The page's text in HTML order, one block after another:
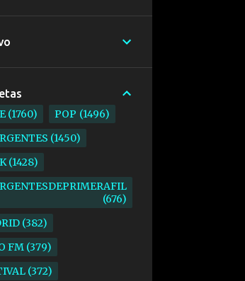
1760 POP 1496
1450
1428
676
382
FM 379
372